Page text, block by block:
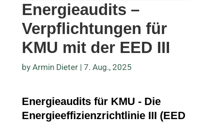
Energieaudits –
Verpflichtungen für
KMU mit der EED III
by Armin Dieter| 7. Aug., 2025
Energieaudits für KMU - Die
Energieeffizienzrichtlinie III (EED